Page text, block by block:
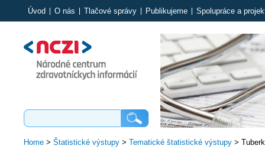
Úvod O nás Tlačové správy Publikujeme Spolupráce a
Home> Štatistické výstupy> Tematické štatistické výstupy>